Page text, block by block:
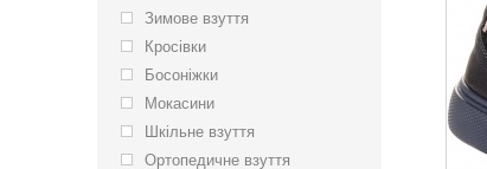
Зимове взуття
Кросівки
Босоніжки
Мокасини
Шкільне взуття
Ортопедичне взуття